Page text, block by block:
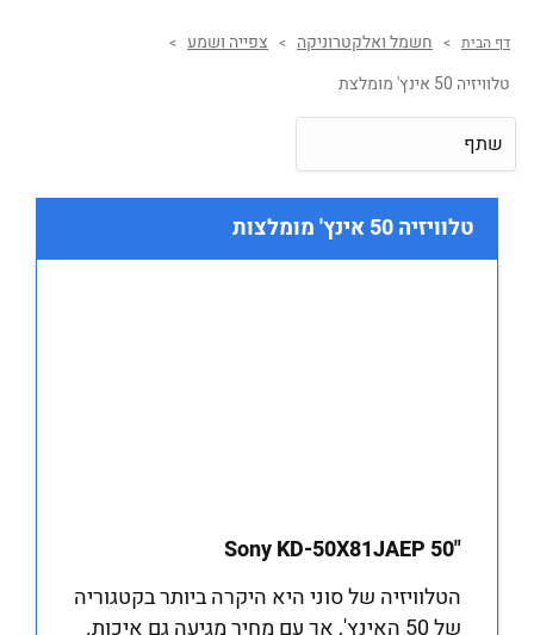
דף הבית > חשמל ואלקטרוניקה > צפייה ושמע >
טלוויזיה 50 אינץ' מומלצת
שתף
טלוויזיה 50 אינץ' מומלצות
"50 Sony KD-50X81JAEP
הטלוויזיה של סוני היא היקרה ביותר בקטגוריה